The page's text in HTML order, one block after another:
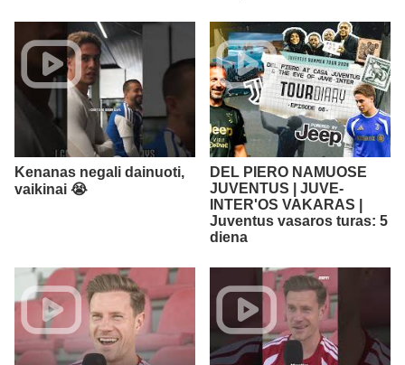
Kenanas negali dainuoti,
vaikinai 😭​
DEL PIERO NAMUOSE
JUVENTUS | JUVE-
INTER'OS VAKARAS |
Juventus vasaros turas: 5
diena